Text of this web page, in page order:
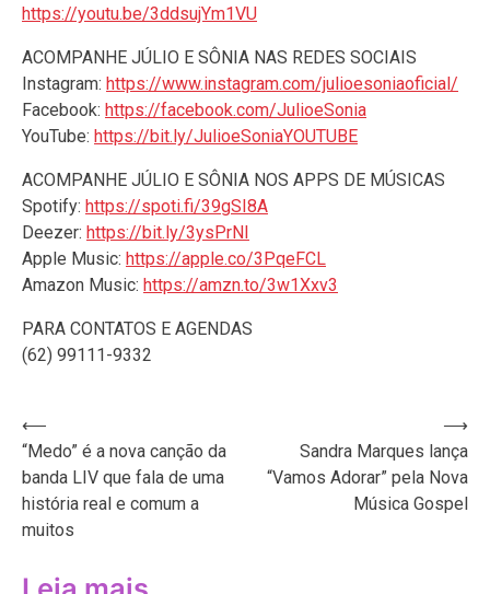
https://youtu.be/3ddsujYm1VU
ACOMPANHE JÚLIO E SÔNIA NAS REDES SOCIAIS
Instagram: https://www.instagram.com/julioesoniaoficial/
Facebook: https://facebook.com/JulioeSonia
YouTube: https://bit.ly/JulioeSoniaYOUTUBE
ACOMPANHE JÚLIO E SÔNIA NOS APPS DE MÚSICAS
Spotify: https://spoti.fi/39gSI8A
Deezer: https://bit.ly/3ysPrNI
Apple Music: https://apple.co/3PqeFCL
Amazon Music: https://amzn.to/3w1Xxv3
PARA CONTATOS E AGENDAS
(62) 99111-9332
Navegação
de
Post
⟵
“Medo” é a nova canção da
banda LIV que fala de uma
história real e comum a
muitos
Sandra Marques lança
“Vamos Adorar” pela Nova
Música Gospel
⟶